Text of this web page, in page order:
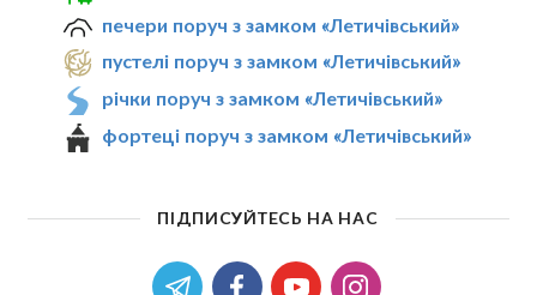
печери поруч з замком «Летичівський»
пустелі поруч з замком «Летичівський»
річки поруч з замком «Летичівський»
фортеці поруч з замком «Летичівський»
ПІДПИСУЙТЕСЬ НА НАС